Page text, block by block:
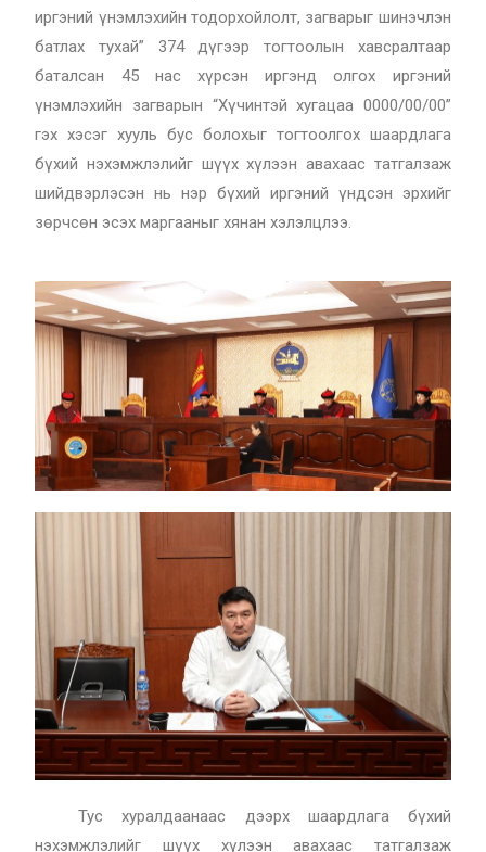
иргэний үнэмлэхийн тодорхойлолт, загварыг шинэчлэн
батлах тухай” 374 дүгээр тогтоолын хавсралтаар
баталсан 45 нас хүрсэн иргэнд олгох иргэний
үнэмлэхийн загварын “Хүчинтэй хугацаа 0000/00/00”
гэх хэсэг хууль бус болохыг тогтоолгох шаардлага
бүхий нэхэмжлэлийг шүүх хүлээн авахаас татгалзаж
шийдвэрлэсэн нь нэр бүхий иргэний үндсэн эрхийг
зөрчсөн эсэх маргааныг хянан хэлэлцлээ.
Тус хуралдаанаас дээрх шаардлага бүхий
нэхэмжлэлийг шүүх хүлээн авахаас татгалзаж